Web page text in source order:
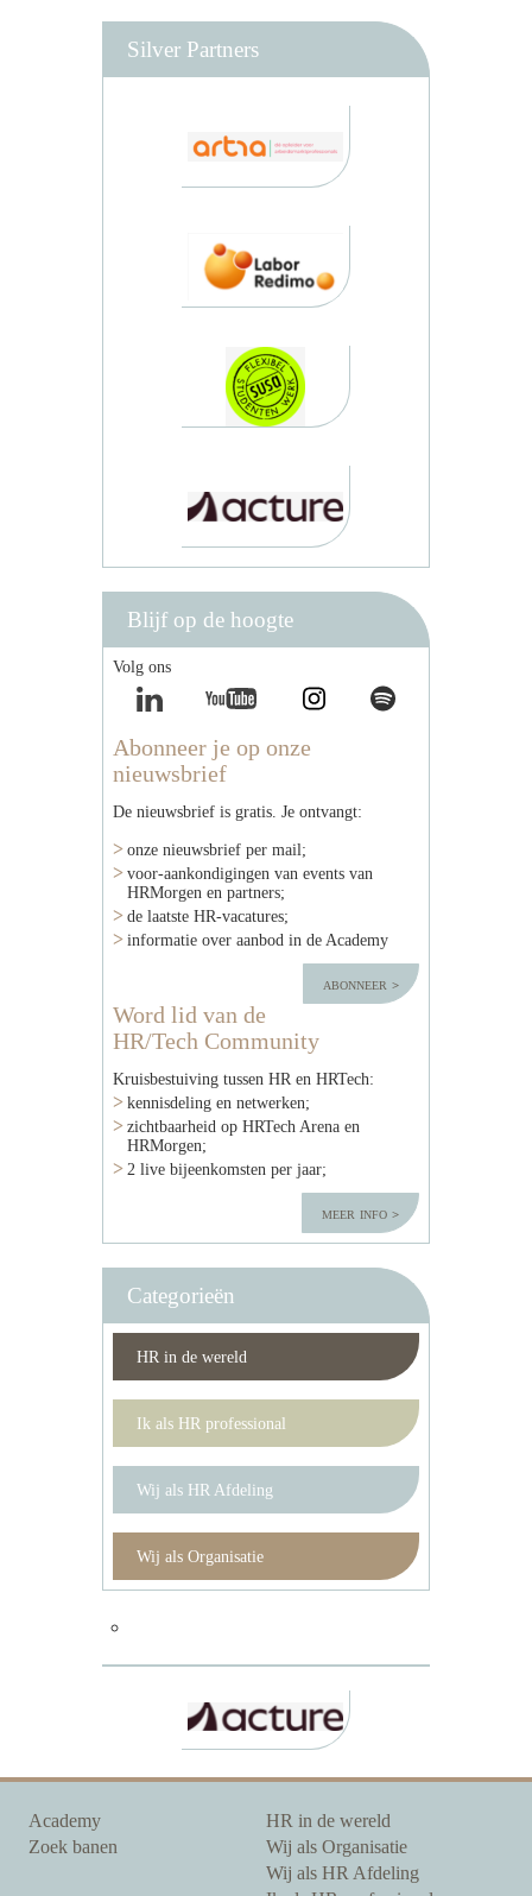
Silver Partners
Blijf op de hoogte
Volg ons
Abonneer je op onze
nieuwsbrief
De nieuwsbrief is gratis. Je ontvangt:
onze nieuwsbrief per mail;
voor-aankondigingen van events van
HRMorgen en partners;
de laatste HR-vacatures;
informatie over aanbod in de Academy
abonneer
Word lid van de
HR/Tech Community
Kruisbestuiving tussen HR en HRTech:
kennisdeling en netwerken;
zichtbaarheid op HRTech Arena en
HRMorgen;
2 live bijeenkomsten per jaar;
meer info
Categorieën
HR in de wereld
Ik als HR professional
Wij als HR Afdeling
Wij als Organisatie
Academy
Zoek banen
HR in de wereld
Wij als Organisatie
Wij als HR Afdeling